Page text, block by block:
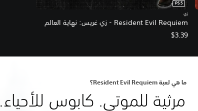
Resident Evil Requiem - زي غريس: نهاية العالم
PS5
زي
$3.39
ما هي لعبة Resident Evil Requiem؟
مرثية للموتى. كابوس للأحياء.